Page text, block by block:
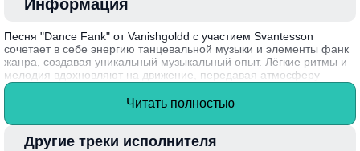
Информация
Песня "Dance Fank" от Vanishgoldd с участием Svantesson
сочетает в себе энергию танцевальной музыки и элементы фанк
жанра, создавая уникальный музыкальный опыт. Лёгкие ритмы и
мелодия вдохновляют на движение, передавая атмосферу
праздника и веселья. Тексты и вокал наполняют композицию
жизненной силой, образуя идеальный фон для вечеринок и
запоминается и заставляет слушателей возвращаться к этому
треку снова и снова.
Читать полностью
Другие треки исполнителя